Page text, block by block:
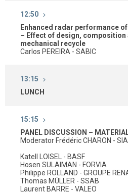
12:50
Enhanced radar performance
– Effect of design, composition
mechanical recycle
Carlos PEREIRA - SABIC
13:15
LUNCH
15:15
PANEL DISCUSSION –
Moderator Frédéric CHARON - SIA
Katell LOISEL - BASF
Hosen SULAIMAN - FORVIA
Philippe ROLLAND - GROUPE
Thomas MÜLLER - SSAB
Laurent BARRE - VALEO